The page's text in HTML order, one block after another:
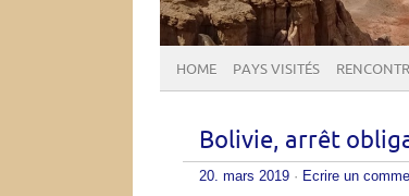
HOME PAYS VISITÉS
Bolivie, arrêt
20. mars 2019 · Ecrire un